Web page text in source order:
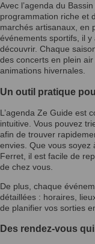
Avec l’agenda du
programmation riche et
marchés artisanaux, en
événements sportifs, il
découvrir. Chaque
des concerts en plein
animations hivernales.
Un outil pratique
L’agenda Ze Guide est
intuitive. Vous pouvez
afin de trouver
envies. Que vous soyez
Ferret, il est facile de
de chez vous.
De plus, chaque
détaillées : horaires,
de planifier vos sorties
Des rendez-vous